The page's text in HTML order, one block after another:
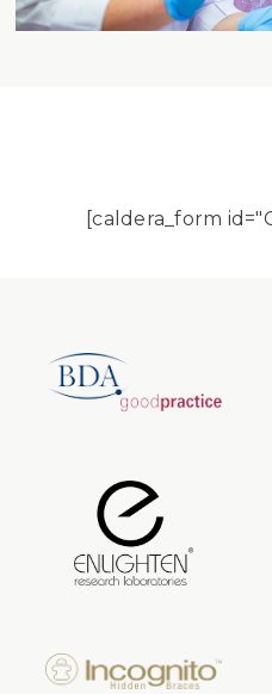
[caldera_form